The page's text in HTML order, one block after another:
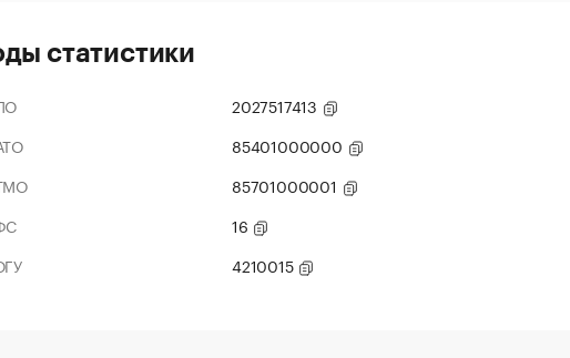
статистики
2027517413
85401000000
85701000001
16
4210015